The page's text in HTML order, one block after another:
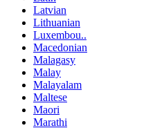
Latvian
Lithuanian
Luxembou..
Macedonian
Malagasy
Malay
Malayalam
Maltese
Maori
Marathi